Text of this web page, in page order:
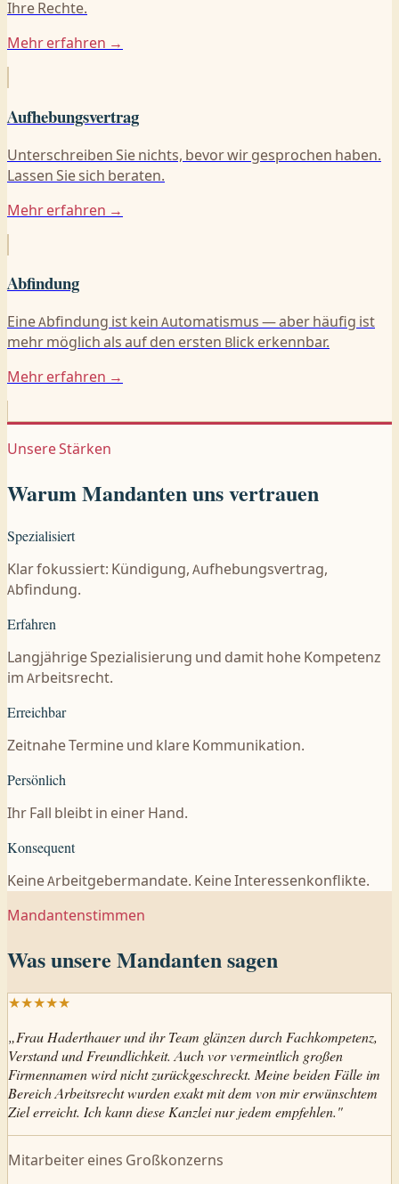
Ihre Rechte.
Mehr erfahren →
Aufhebungsvertrag
Unterschreiben Sie nichts, bevor wir gesprochen haben.
Lassen Sie sich beraten.
Mehr erfahren →
Abfindung
Eine Abfindung ist kein Automatismus — aber häufig ist
mehr möglich als auf den ersten Blick erkennbar.
Mehr erfahren →
Unsere Stärken
Warum Mandanten uns vertrauen
Spezialisiert
Klar fokussiert: Kündigung, Aufhebungsvertrag,
Abfindung.
Erfahren
Langjährige Spezialisierung und damit hohe Kompetenz
im Arbeitsrecht.
Erreichbar
Zeitnahe Termine und klare Kommunikation.
Persönlich
Ihr Fall bleibt in einer Hand.
Konsequent
Keine Arbeitgebermandate. Keine Interessenkonflikte.
Mandantenstimmen
Was unsere Mandanten sagen
★★★★★
„Frau Haderthauer und ihr Team glänzen durch Fachkompetenz,
Verstand und Freundlichkeit. Auch vor vermeintlich großen
Firmennamen wird nicht zurückgeschreckt. Meine beiden Fälle im
Bereich Arbeitsrecht wurden exakt mit dem von mir erwünschtem
Ziel erreicht. Ich kann diese Kanzlei nur jedem empfehlen."
Mitarbeiter eines Großkonzerns